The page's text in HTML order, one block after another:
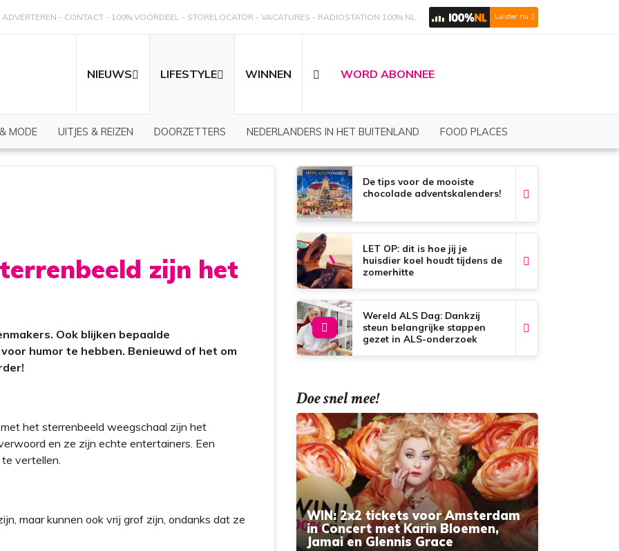
ADVERTEREN CONTACT 100% VOORDEEL STORELOCATOR VACATURES RADIOSTATION 100% NL Luister nu
NIEUWS LIFESTYLE
MODE UITJES & REIZEN DOORZETTERS NEDERLANDERS IN HET BUITENLAND FOOD PLACES
WINNEN WORD ABONNEE
zijn het
Ook blijken bepaalde
humor te hebben. Benieuwd of het om
het sterrenbeeld weegschaal zijn het
en ze zijn echte entertainers. Een
vertellen.
maar kunnen ook vrij grof zijn, ondanks dat ze
De tips voor de mooiste
chocolade adventskalenders!
LET OP: dit is hoe jij je
huisdier koel houdt tijdens de
zomerhitte
Wereld ALS Dag: Dankzij
steun belangrijke stappen
gezet in ALS-onderzoek
Doe snel mee!
WIN: 2x2 tickets voor Amsterdam
in Concert met Karin Bloemen,
Jamai en Glennis Grace